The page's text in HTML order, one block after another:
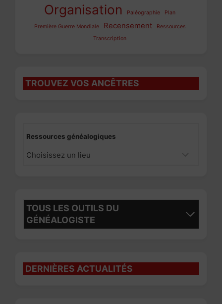
Organisation Paléographie Plan
Première Guerre Mondiale Recensement
Ressources
Transcription
TROUVEZ VOS ANCÊTRES
Ressources généalogiques
TOUS LES OUTILS DU
GÉNÉALOGISTE
DERNIÈRES ACTUALITÉS